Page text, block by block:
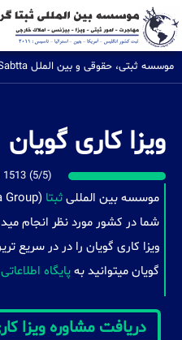
موسسه ثبتی، حقوقی و بین الملل Sabtta
ویزا کاری گویان
(5/5) 1513 امتیاز
موسسه بین المللیثبتا
شما در کشور مورد نظر انجام
ویزا کاری گویان را در در سریع
گویان میتوانید بهپایگاه
دریافت مشاوره ویزا